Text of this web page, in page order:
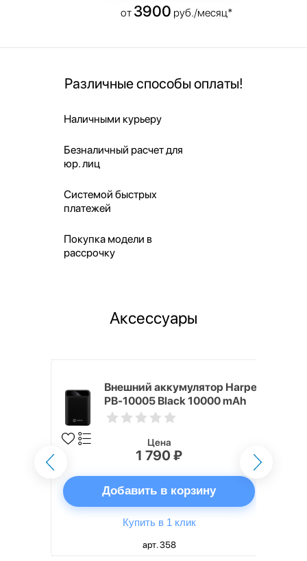
от 3900 руб./месяц*
Различные способы оплаты!
Наличными курьеру
Безналичный расчет для
юр. лиц
Системой быстрых
платежей
Покупка модели в
рассрочку
Аксессуары
Внешний аккумулятор Harper
PB-10005 Black 10000 mAh
Цена
1 790 ₽
Добавить в корзину
Купить в 1 клик
арт. 358